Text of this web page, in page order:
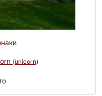
(unicorn)